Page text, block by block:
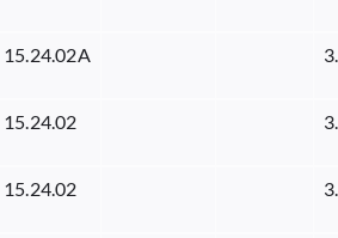
15.24.02A
15.24.02
15.24.02